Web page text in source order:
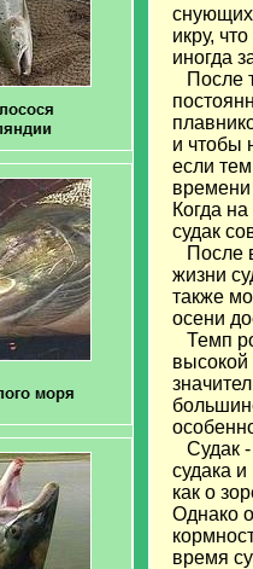
снующих
икру,
иногда
После
и чтобы
если
времени
Когда
судак
После
жизни
также
осени
Темп
высокой
Судак -
судака
как о
Однако
время